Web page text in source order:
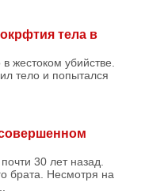
тела в
жестоком убийстве.
тело и попытался
30 лет назад.
брата. Несмотря на